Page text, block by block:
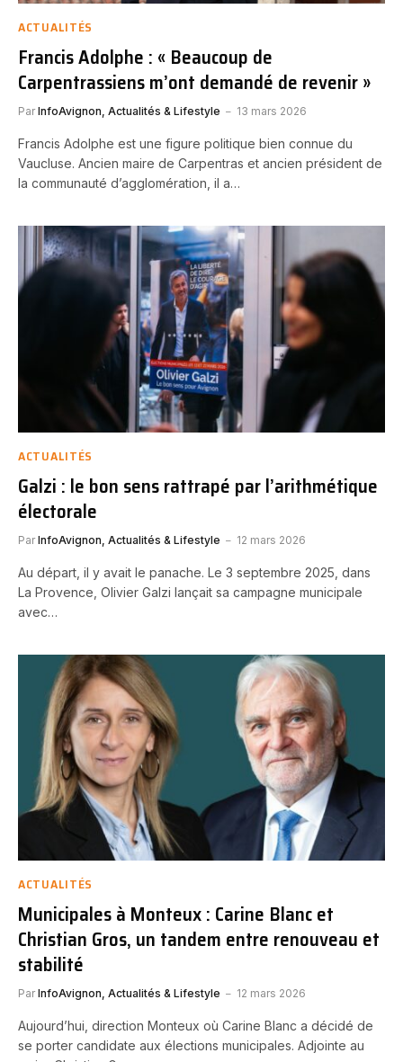
ACTUALITÉS
Francis Adolphe : « Beaucoup de
Carpentrassiens m’ont demandé de revenir »
Par InfoAvignon, Actualités & Lifestyle 13 mars 2026
Francis Adolphe est une figure politique bien connue du
Vaucluse. Ancien maire de Carpentras et ancien président de
la communauté d’agglomération, il a…
ACTUALITÉS
Galzi : le bon sens rattrapé par l’arithmétique
électorale
Par InfoAvignon, Actualités & Lifestyle 12 mars 2026
Au départ, il y avait le panache. Le 3 septembre 2025, dans
La Provence, Olivier Galzi lançait sa campagne municipale
avec…
ACTUALITÉS
Municipales à Monteux : Carine Blanc et
Christian Gros, un tandem entre renouveau et
stabilité
Par InfoAvignon, Actualités & Lifestyle 12 mars 2026
Aujourd’hui, direction Monteux où Carine Blanc a décidé de
se porter candidate aux élections municipales. Adjointe au